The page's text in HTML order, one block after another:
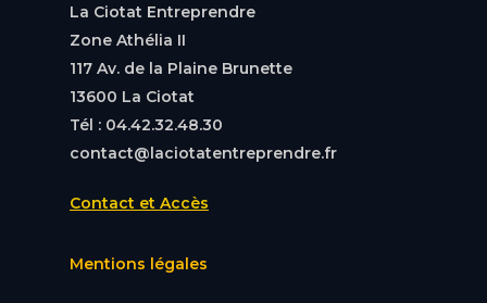
La Ciotat Entreprendre
Zone Athélia II
117 Av. de la Plaine Brunette
13600 La Ciotat
Tél : 04.42.32.48.30
contact@laciotatentreprendre.fr
Contact et Accès
Mentions légales